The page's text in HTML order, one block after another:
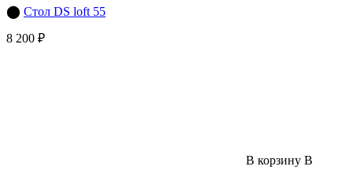
⬤ Стол DS loft 55
8 200 ₽
В корзину В